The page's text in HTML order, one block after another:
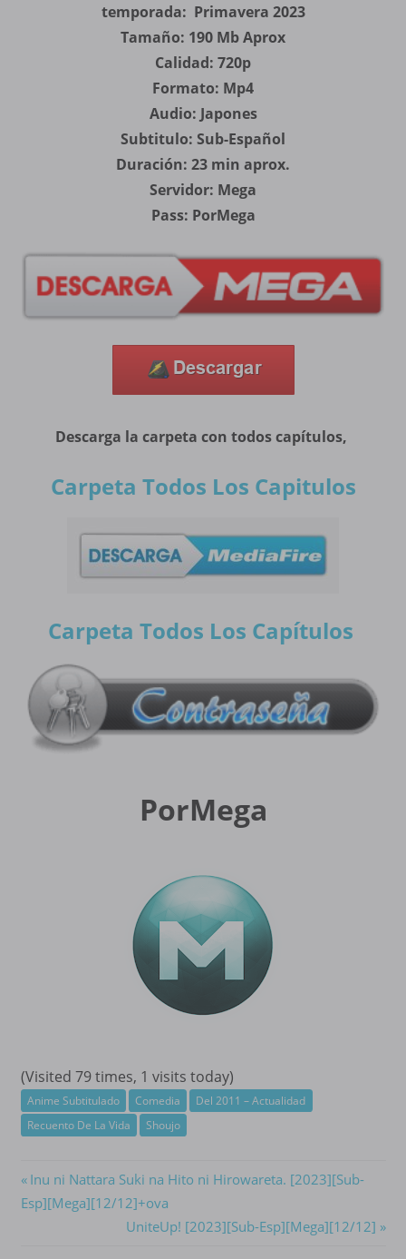
temporada: Primavera 2023
Tamaño: 190 Mb Aprox
Calidad: 720p
Formato: Mp4
Audio: Japones
Subtitulo: Sub-Español
Duración: 23 min aprox.
Servidor: Mega
Pass: PorMega
Descarga la carpeta con todos capítulos,
Carpeta Todos Los Capitulos
Carpeta Todos Los Capítulos
PorMega
(Visited 79 times, 1 visits today)
Anime Subtitulado Comedia
Del 2011 – Actualidad
Recuento De La Vida
Shoujo
Navegación
de
Previous
Post:
Inu ni Nattara Suki na Hito ni Hirowareta. [2023][Sub-
Esp][Mega][12/12]+ova
Next
UniteUp! [2023][Sub-Esp][Mega][12/12]